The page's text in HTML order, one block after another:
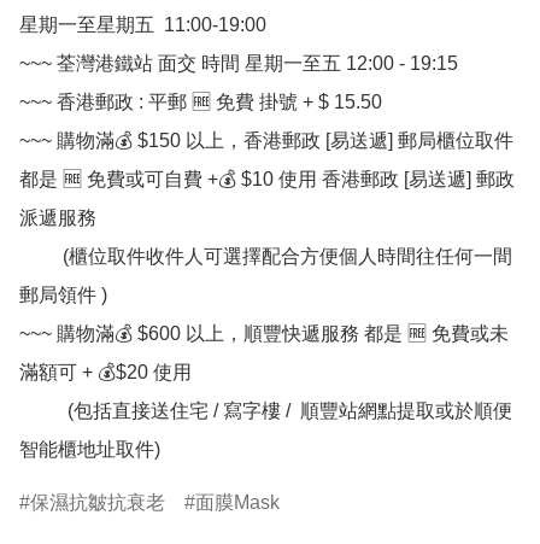
星期一至星期五  11:00-19:00
~~~ 荃灣港鐵站 面交 時間 星期一至五 12:00 - 19:15
~~~ 香港郵政 : 平郵 🆓 免費 掛號 + $ 15.50
~~~ 購物滿💰 $150 以上，香港郵政 [易送遞] 郵局櫃位取件
都是 🆓 免費或可自費 +💰 $10 使用 香港郵政 [易送遞] 郵政
派遞服務
郵局領件 )
~~~ 購物滿💰 $600 以上，順豐快遞服務 都是 🆓 免費或未
滿額可 + 💰$20 使用
保濕抗皺抗衰老 面膜Mask